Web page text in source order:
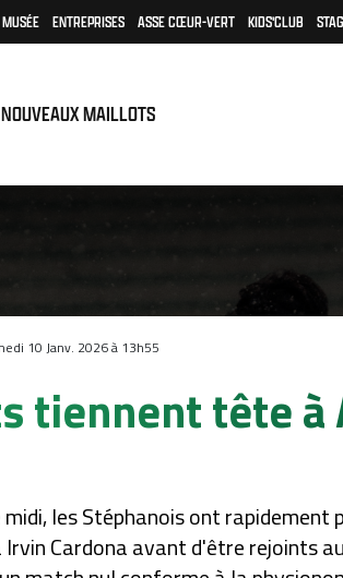
MUSÉE ENTREPRISES ASSE CŒUR-VERT KIDS'CLUB
MAILLOTS
10 Janv. 2026 à 13h55
tiennent tête à
midi, les Stéphanois ont rapidement
Cardona avant d'être rejoints